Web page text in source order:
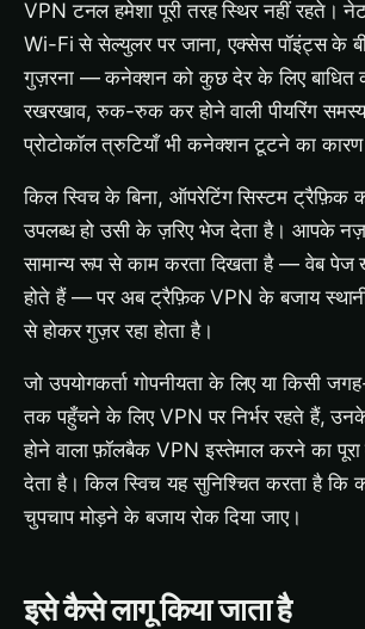
VPN टनल हमेशा पूरी तरह स्थिर नहीं रहते।
Wi-Fi से सेल्युलर पर जाना, एक्सेस पॉइंट्स के
गुज़रना — कनेक्शन को कुछ देर के लिए बाधित
रखरखाव, रुक-रुक कर होने वाली पीयरिंग
प्रोटोकॉल त्रुटियाँ भी कनेक्शन टूटने का
किल स्विच के बिना, ऑपरेटिंग सिस्टम ट्रैफ़िक
उपलब्ध हो उसी के ज़रिए भेज देता है। आपके
सामान्य रूप से काम करता दिखता है — वेब
होते हैं — पर अब ट्रैफ़िक VPN के बजाय
से होकर गुज़र रहा होता है।
जो उपयोगकर्ता गोपनीयता के लिए या किसी
तक पहुँचने के लिए VPN पर निर्भर रहते हैं,
होने वाला फ़ॉलबैक VPN इस्तेमाल करने का
देता है। किल स्विच यह सुनिश्चित करता है कि
चुपचाप मोड़ने के बजाय रोक दिया जाए।
इसे कैसे लागू किया जाता है